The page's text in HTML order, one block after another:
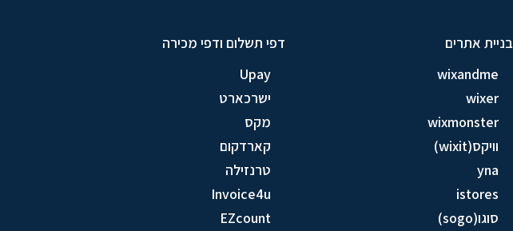
בניית אתרים
wixandme
wixer
wixmonster
וויקס(wixit)
yna
istores
סוגו(sogo)
דפי תשלום ודפי מכירה
Upay
ישרכארט
מקס
קארדקום
טרנזילה
Invoice4u
EZcount